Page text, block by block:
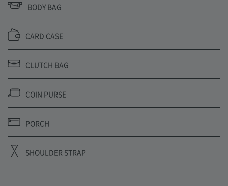
BODY BAG
CARD CASE
CLUTCH BAG
COIN PURSE
PORCH
SHOULDER STRAP